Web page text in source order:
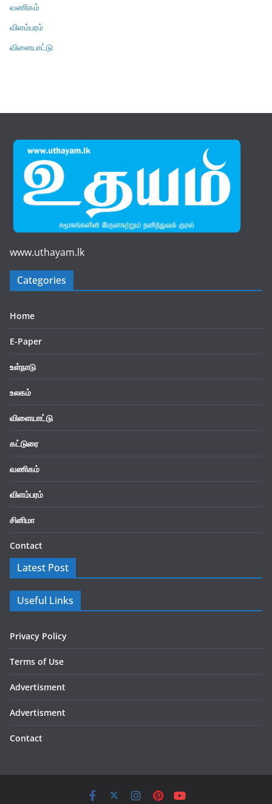
வணிகம்
விளம்பரம்
விளையாட்டு
www.uthayam.lk
Categories
Home
E-Paper
உள்நாடு
உலகம்
விளையாட்டு
கட்டுரை
வணிகம்
விளம்பரம்
சினிமா
Contact
Latest Post
Useful Links
Privacy Policy
Terms of Use
Advertisment
Advertisment
Contact